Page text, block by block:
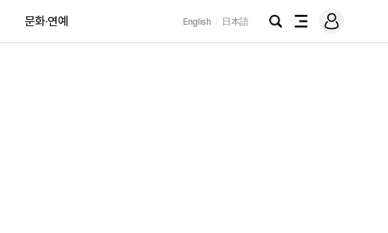
문화·연예 English 日本語
검
전
메
그